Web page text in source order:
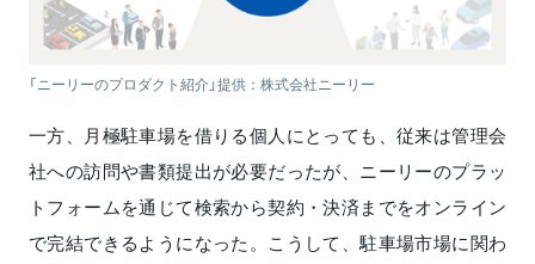
「ニーリーのプロダクト紹介」提供：株式会社ニーリー
一方、月極駐車場を借りる個人にとっても、従来は管理会
社への訪問や書類提出が必要だったが、ニーリーのプラッ
トフォームを通じて検索から契約・決済までをオンライン
で完結できるようになった。こうして、駐車場市場に関わ